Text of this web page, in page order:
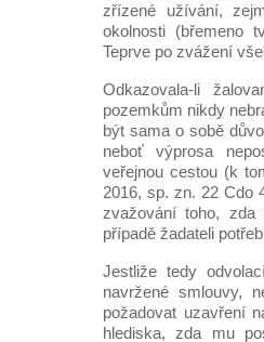
zřízené užívání,
okolnosti (břemeno
Teprve po zvážení
Odkazovala-li
pozemkům nikdy
být sama o sobě
neboť výprosa
veřejnou cestou (k
2016, sp. zn. 22 Cdo
zvažování toho, zda
případě žadateli
Jestliže tedy
navržené smlouvy,
požadovat uzavření
hlediska, zda mu